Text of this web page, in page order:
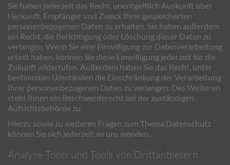
Sie haben jederzeit das Recht, unentgeltlich Auskunft über
Herkunft, Empfänger und Zweck Ihrer gespeicherten
personenbezogenen Daten zu erhalten. Sie haben außerdem
ein Recht, die Berichtigung oder Löschung dieser Daten zu
verlangen. Wenn Sie eine Einwilligung zur Datenverarbeitung
erteilt haben, können Sie diese Einwilligung jederzeit für die
Zukunft widerrufen. Außerdem haben Sie das Recht, unter
bestimmten Umständen die Einschränkung der Verarbeitung
Ihrer personenbezogenen Daten zu verlangen. Des Weiteren
steht Ihnen ein Beschwerderecht bei der zuständigen
Aufsichtsbehörde zu.
Hierzu sowie zu weiteren Fragen zum Thema Datenschutz
können Sie sich jederzeit an uns wenden.
Analyse-Tools und Tools von Dritt­anbietern